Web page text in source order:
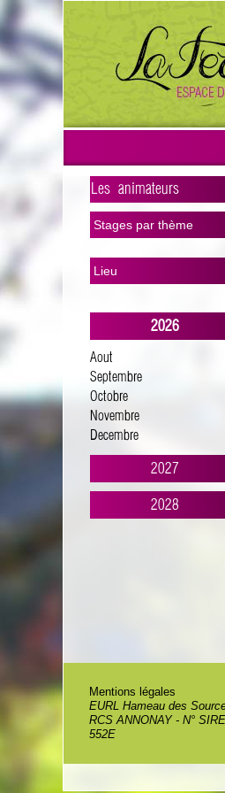
Les
>
2026
Aout
Septembre
Octobre
Novembre
Decembre
2027
2028
Mentions légales
EURL Hameau des
RCS ANNONAY - N°
552E